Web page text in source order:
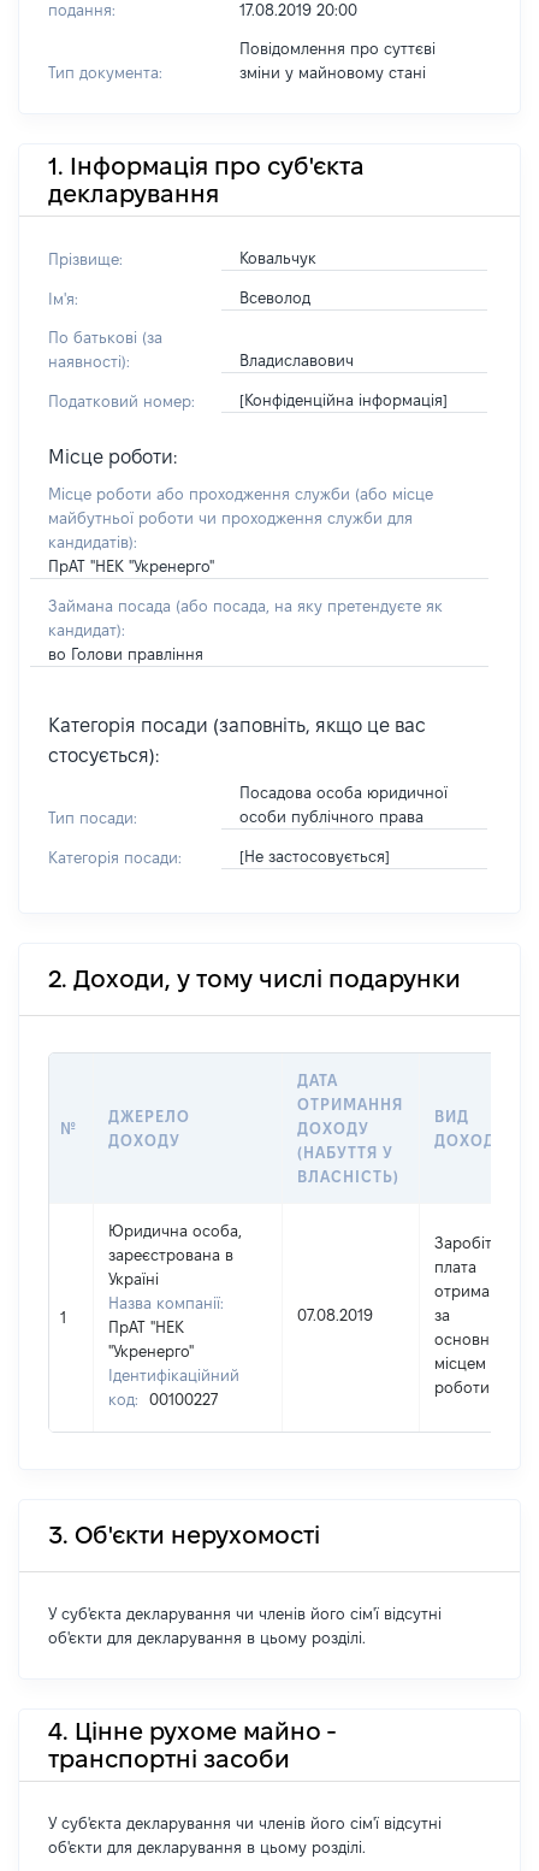
подання:
17.08.2019 20:00
Тип документа:
Повідомлення про суттєві
зміни y майновому стані
1. Інформація про суб'єкта
декларування
Прізвище: Ковальчук
Ім'я: Всеволод
По батькові (за
наявності):
Владиславович
Податковий номер: [Конфіденційна інформація]
Місце роботи:
Місце роботи або проходження служби (або місце
майбутньої роботи чи проходження служби для
кандидатів):
ПрАТ "НЕК "Укренерго"
Займана посада (або посада, на яку претендуєте як
кандидат):
во Голови правління
Категорія посади (заповніть, якщо це вас
стосується):
Тип посади:
Посадова особа юридичної
особи публічного права
Категорія посади: [Не застосовується]
2. Доходи, у тому числі подарунки
№
ДЖЕРЕЛО
ДОХОДУ
ДАТА
ОТРИМАННЯ
ДОХОДУ
(НАБУТТЯ У
ВЛАСНІСТЬ)
ВИД
ДОХОДУ
1
Юридична особа,
зареєстрована в
Україні
Назва компанії:
ПрАТ "НЕК
"Укренерго"
Ідентифікаційний
код:
00100227
07.08.2019
Заробітна
плата
отримана
за
основним
місцем
роботи
3. Об'єкти нерухомості
У суб'єкта декларування чи членів його сім'ї відсутні
об'єкти для декларування в цьому розділі.
4. Цінне рухоме майно -
транспортні засоби
У суб'єкта декларування чи членів його сім'ї відсутні
об'єкти для декларування в цьому розділі.